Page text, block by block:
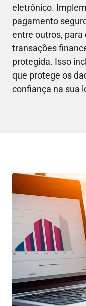
eletrônico.
pagamento
entre outros,
transações
protegida. Isso
que protege os
confiança na sua